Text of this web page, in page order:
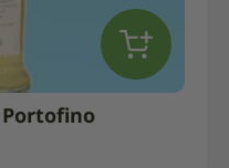
Portofino